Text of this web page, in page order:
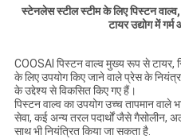
स्टेनलेस स्टील स्टीम के लिए पिस्टन
टायर उद्योग में
COOSAI पिस्टन वाल्व मुख्य रूप से टायर,
के लिए उपयोग किए जाने वाले प्रेस के
के उद्देश्य से विकसित किए गए हैं।
पिस्टन वाल्व का उपयोग उच्च तापमान वाले
सेवा, कई अन्य तरल पदार्थों जैसे गैसोलीन,
साथ भी नियंत्रित किया जा सकता है.